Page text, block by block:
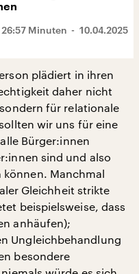
10.04.2025
26:57 Minuten
plädiert in ihren
daher nicht
für relationale
wir uns für eine
Bürger:innen
sind und also
Manchmal
Gleichheit strikte
beispielsweise, dass
anhäufen);
Ungleichbehandlung
besondere